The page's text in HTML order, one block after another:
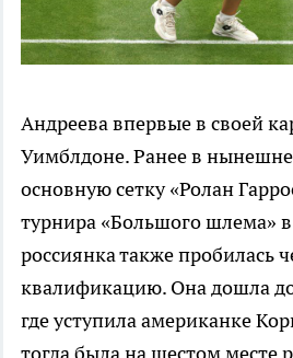
Андреева впервые в своей
Уимблдоне. Ранее в
основную сетку «Ролан
турнира «Большого шлема» в
россиянка также пробилась
квалификацию. Она дошла до
где уступила американке
тогда была на шестом месте